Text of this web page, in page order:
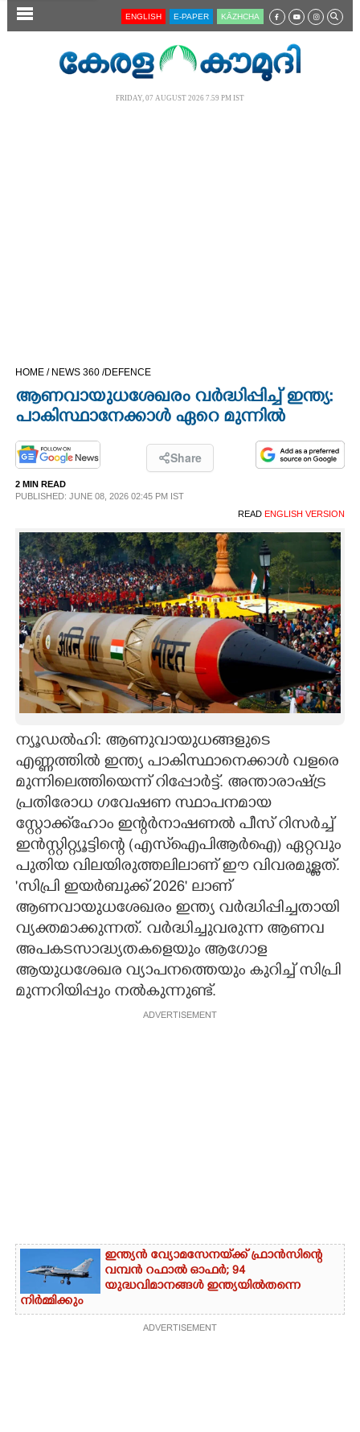
SECTIONS
CINEMA
OPINION
PHOTOS
SPIRITUAL
INFO+
ART
ASTRO
CARTOONS
LITERATURE
ZOOM
CONTACT US
ENGLISH E-PAPER KĀZHCHA
FRIDAY, 07 AUGUST 2026 7.59 PM IST
HOME / NEWS 360 /DEFENCE
ആണവായുധശേഖരം വർദ്ധിപ്പിച്ച് ഇന്ത്യ:
പാകിസ്ഥാനേക്കാൾ ഏറെ മുന്നിൽ
Share
2 MIN READ
PUBLISHED: JUNE 08, 2026 02:45 PM IST
READ ENGLISH VERSION
ന്യൂഡൽഹി: ആണുവായുധങ്ങളുടെ
എണ്ണത്തിൽ ഇന്ത്യ പാകിസ്ഥാനെക്കാൾ വളരെ
മുന്നിലെത്തിയെന്ന് റിപ്പോർട്ട്. അന്താരാഷ്ട്ര
പ്രതിരോധ ഗവേഷണ സ്ഥാപനമായ
സ്റ്റോക്ക്ഹോം ഇന്റർനാഷണൽ പീസ് റിസർച്ച്
ഇൻസ്റ്റിറ്റ്യൂട്ടിന്റെ (എസ്ഐപിആർഐ) ഏറ്റവും
പുതിയ വിലയിരുത്തലിലാണ് ഈ വിവരമുള്ളത്.
'സിപ്രി ഇയർബുക്ക് 2026' ലാണ്
ആണവായുധശേഖരം ഇന്ത്യ വർദ്ധിപ്പിച്ചതായി
വ്യക്തമാക്കുന്നത്. വർദ്ധിച്ചുവരുന്ന ആണവ
അപകടസാദ്ധ്യതകളെയും ആഗോള
ആയുധശേഖര വ്യാപനത്തെയും കുറിച്ച് സിപ്രി
മുന്നറിയിപ്പും നൽകുന്നുണ്ട്.
ADVERTISEMENT
ഇന്ത്യൻ വ്യോമസേനയ്‌ക്ക് ഫ്രാൻസിന്റെ
വമ്പൻ റഫാൽ ഓഫർ; 94
യുദ്ധവിമാനങ്ങൾ ഇന്ത്യയിൽതന്നെ
നിർ‌മ്മിക്കും
ADVERTISEMENT